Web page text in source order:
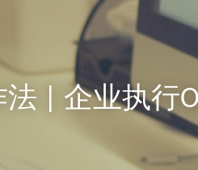
法 | 企业执行